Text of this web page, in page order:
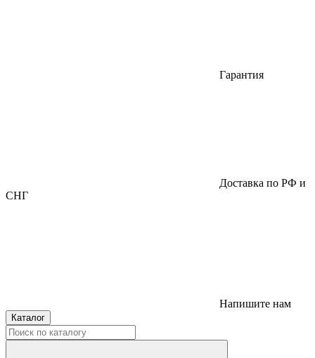
Гарантия
Доставка по РФ и
СНГ
Напишите нам
Каталог